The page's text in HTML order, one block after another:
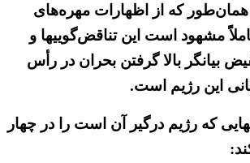
که از اظهارات مهره‌های
مشهود است این تناقض‌گوییها و
بیانگر بالا گرفتن بحران در رأس
این رژیم است.
که رژیم درگیر آن است را در چهار